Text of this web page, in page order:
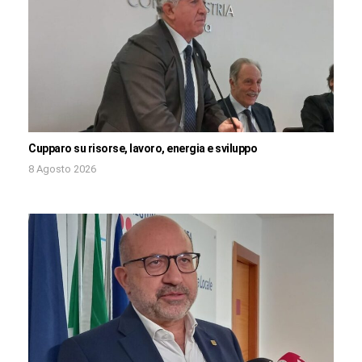
Cupparo su risorse, lavoro, energia e sviluppo
8 Agosto 2026